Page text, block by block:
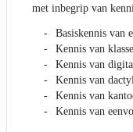
met inbegrip van
Basiskennis van
Kennis van
Kennis van
Kennis van
Kennis van
Kennis van